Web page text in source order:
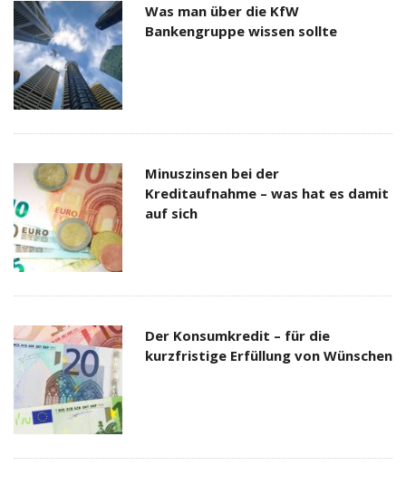
Was man über die KfW
Bankengruppe wissen sollte
Minuszinsen bei der
Kreditaufnahme – was hat es damit
auf sich
Der Konsumkredit – für die
kurzfristige Erfüllung von Wünschen